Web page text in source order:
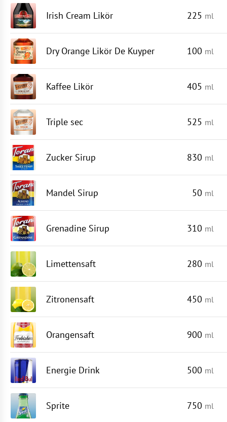
Irish Cream Likör 225 ml
Dry Orange Likör De Kuyper 100 ml
Kaffee Likör 405 ml
Triple sec 525 ml
Zucker Sirup 830 ml
Mandel Sirup 50 ml
Grenadine Sirup 310 ml
Limettensaft 280 ml
Zitronensaft 450 ml
Orangensaft 900 ml
Energie Drink 500 ml
Sprite 750 ml